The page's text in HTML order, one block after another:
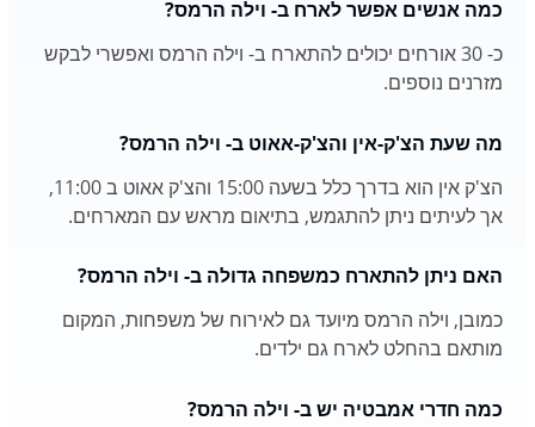
כמה אנשים אפשר לארח ב- וילה הרמס?
כ- 30 אורחים יכולים להתארח ב- וילה הרמס ואפשרי לבקש
מזרנים נוספים.
מה שעת הצ'ק-אין והצ'ק-אאוט ב- וילה הרמס?
הצ'ק אין הוא בדרך כלל בשעה 15:00 והצ'ק אאוט ב 11:00,
אך לעיתים ניתן להתגמש, בתיאום מראש עם המארחים.
האם ניתן להתארח כמשפחה גדולה ב- וילה הרמס?
כמובן, וילה הרמס מיועד גם לאירוח של משפחות, המקום
מותאם בהחלט לארח גם ילדים.
כמה חדרי אמבטיה יש ב- וילה הרמס?